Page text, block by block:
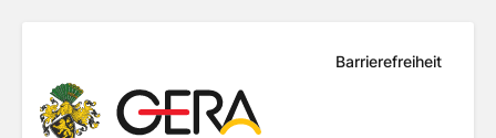
Barrierefreiheit